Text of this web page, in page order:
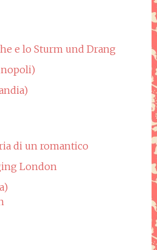
e lo Sturm und Drang
di un romantico
London